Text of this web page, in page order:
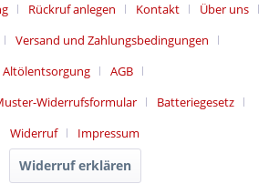
Rückruf anlegen Kontakt
Über uns
Versand und Zahlungsbedingungen
Altölentsorgung
AGB
Widerrufsformular
Batteriegesetz
Widerruf
Impressum
Widerruf erklären